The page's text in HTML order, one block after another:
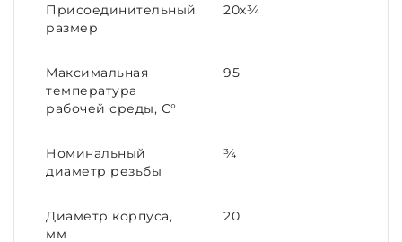
Присоединительный
размер
20х¾
Максимальная
температура
рабочей среды, С°
95
Номинальный
диаметр резьбы
¾
Диаметр корпуса,
мм
20